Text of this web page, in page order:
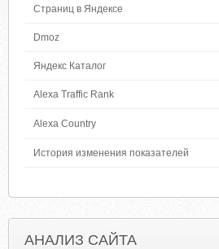
Страниц в Яндексе
Dmoz
Яндекс Каталог
Alexa Traffic Rank
Alexa Country
История изменения показателей
АНАЛИЗ САЙТА